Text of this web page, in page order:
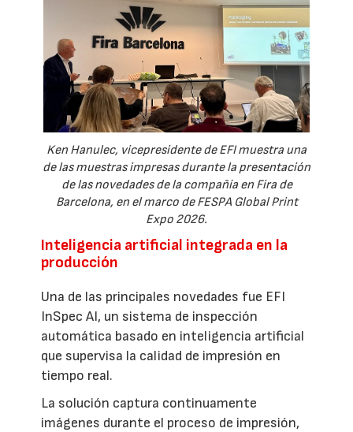
Ken Hanulec, vicepresidente de EFI muestra una
de las muestras impresas durante la presentación
de las novedades de la compañía en Fira de
Barcelona, en el marco de FESPA Global Print
Expo 2026.
Inteligencia artificial integrada en la
producción
Una de las principales novedades fue EFI
InSpec AI, un sistema de inspección
automática basado en inteligencia artificial
que supervisa la calidad de impresión en
tiempo real.
La solución captura continuamente
imágenes durante el proceso de impresión,